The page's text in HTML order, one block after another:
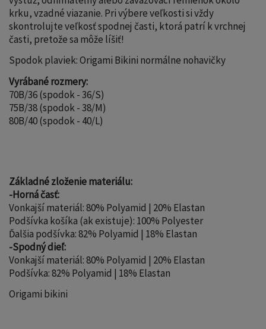
krku, vzadné viazanie. Pri výbere veľkosti si vždy
skontrolujte veľkosť spodnej časti, ktorá patrí k vrchnej
časti, pretože sa môže líšiť!
Spodok plaviek: Origami Bikini normálne nohavičky
Vyrábané rozmery:
70B/36 (spodok - 36/S)
75B/38 (spodok - 38/M)
80B/40 (spodok - 40/L)
Základné zloženie materiálu:
-Horná časť:
Vonkajší materiál: 80% Polyamid | 20% Elastan
Podšívka košíka (ak existuje): 100% Polyester
Ďalšia podšívka: 82% Polyamid | 18% Elastan
-Spodný dieľ:
Vonkajší materiál: 80% Polyamid | 20% Elastan
Podšívka: 82% Polyamid | 18% Elastan
Origami bikini